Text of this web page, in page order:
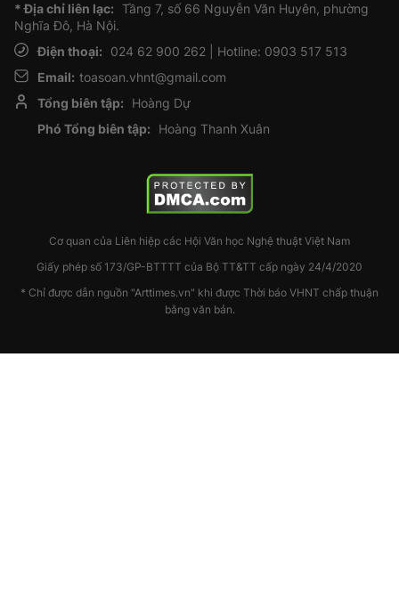
* Địa chỉ liên lạc: Tầng 7, số 66 Nguyễn Văn Huyên, phường
Nghĩa Đô, Hà Nội.
Điện thoại:
024 62 900 262 | Hotline: 0903 517 513
Email: toasoan.vhnt@gmail.com
Tổng biên tập:
Hoàng Dự
Phó Tổng biên tập:
Hoàng Thanh Xuân
Cơ quan của Liên hiệp các Hội Văn học Nghệ thuật Việt Nam
Giấy phép số 173/GP-BTTTT của Bộ TT&TT cấp ngày 24/4/2020
* Chỉ được dẫn nguồn "Arttimes.vn" khi được Thời báo VHNT chấp thuận
bằng văn bản.